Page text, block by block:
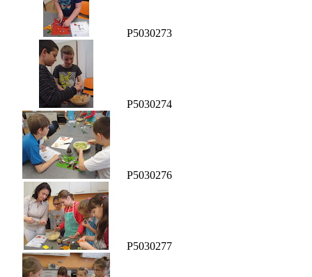
P5030273
P5030274
P5030276
P5030277